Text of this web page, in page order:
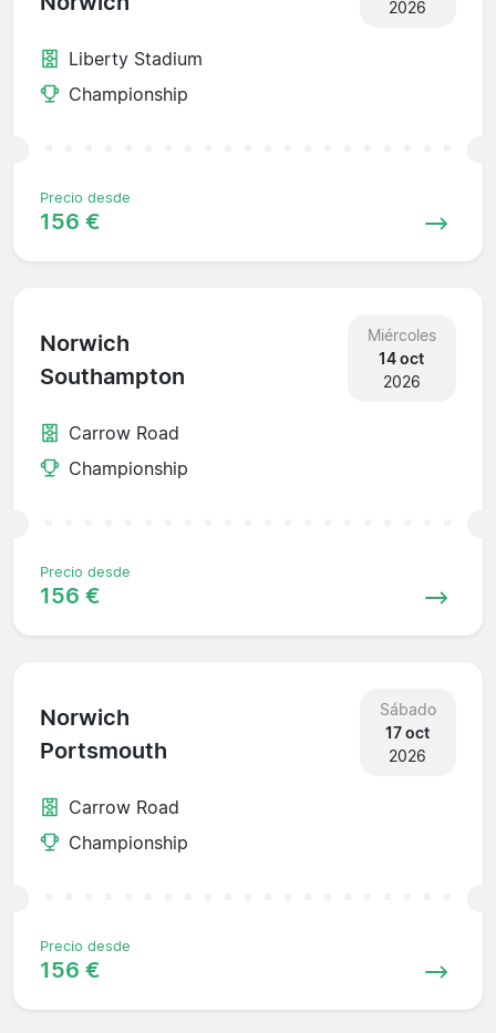
2026
Liberty Stadium
Championship
Precio desde
156 €
Norwich
Southampton
Miércoles
14 oct
2026
Carrow Road
Championship
Precio desde
156 €
Norwich
Portsmouth
Sábado
17 oct
2026
Carrow Road
Championship
Precio desde
156 €